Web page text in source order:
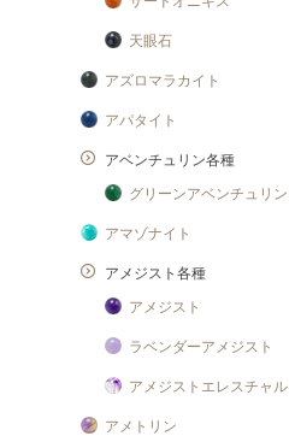
天眼石
アズロマラカイト
アパタイト
アベンチュリン各種
グリーンアベンチュリン
アマゾナイト
アメジスト各種
アメジスト
ラベンダーアメジスト
アメジストエレスチャル
アメトリン